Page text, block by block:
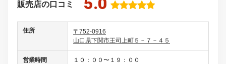
販売店の口コミ
住所
〒752-0916
山口県下関市王司上町５－７－４５
営業時間 １０：００〜１９：００